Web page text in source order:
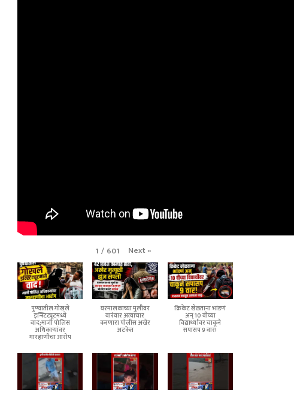
1 / 601 Next»
पुण्यातील गोखले
इन्स्टिट्यूटमध्ये
वाद;माजी पोलिस
अधिकाऱ्यांवर
मारहाणीचा आरोप
घरमालकाच्या मुलीवर
वारंवार अत्याचार
करणारा पोलीस अखेर
अटकेत
क्रिकेट खेळताना भांडणं
अन् 10 वीच्या
विद्यार्थ्यावर चाकूने
सपासप 9 वार!